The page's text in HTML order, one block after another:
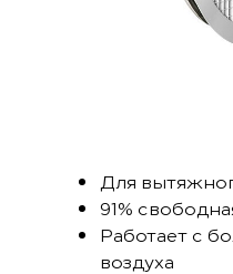
Для
91%
Работает с
воздуха